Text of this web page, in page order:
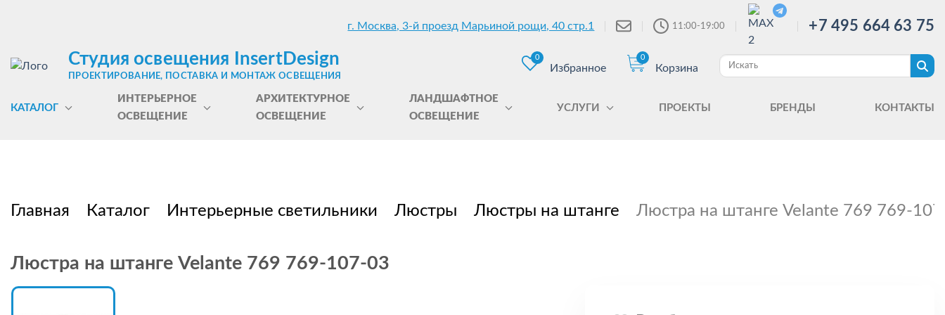
г. Москва, 3-й проезд Марьиной рощи, 40 стр.1 11:00-19:00 +7 495 664 63 75
Студия освещения InsertDesign
ПРОЕКТИРОВАНИЕ, ПОСТАВКА И МОНТАЖ ОСВЕЩЕНИЯ
0
Избранное
0
Корзина
КАТАЛОГ
ИНТЕРЬЕРНОЕ
ОСВЕЩЕНИЕ
АРХИТЕКТУРНОЕ
ОСВЕЩЕНИЕ
ЛАНДШАФТНОЕ
ОСВЕЩЕНИЕ
УСЛУГИ ПРОЕКТЫ БРЕНДЫ КОНТАКТЫ
Главная Каталог Интерьерные светильники Люстры Люстры на штанге Люстра на штанге Velante 769 769-
Люстра на штанге Velante 769 769-107-03